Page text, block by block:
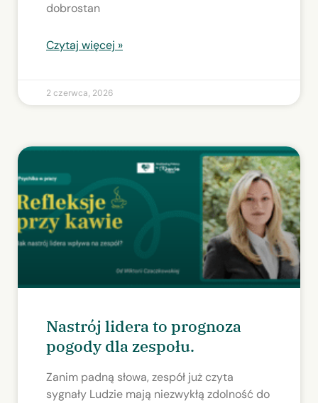
dobrostan
Czytaj więcej »
2 czerwca, 2026
Nastrój lidera to prognoza
pogody dla zespołu.
Zanim padną słowa, zespół już czyta
sygnały Ludzie mają niezwykłą zdolność do